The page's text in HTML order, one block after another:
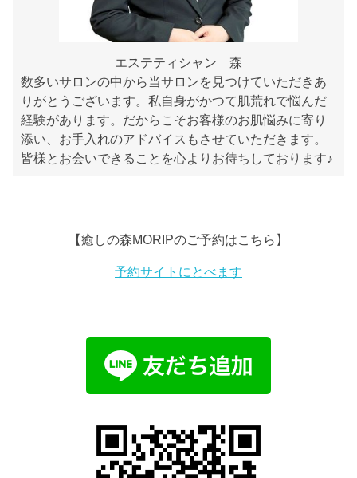
エステティシャン 森
数多いサロンの中から当サロンを見つけていただきあ
りがとうございます。私自身がかつて肌荒れで悩んだ
経験があります。だからこそお客様のお肌悩みに寄り
添い、お手入れのアドバイスもさせていただきます。
皆様とお会いできることを心よりお待ちしております♪
【癒しの森MORIPのご予約はこちら】
予約サイトにとべます